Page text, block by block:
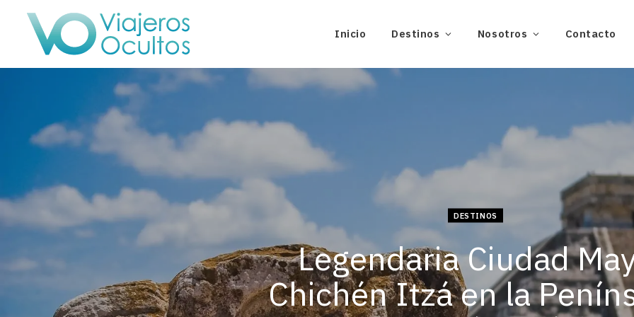
Inicio Destinos Nosotros Contacto
DESTINOS
Legendaria Ciudad
Chichén Itzá en la